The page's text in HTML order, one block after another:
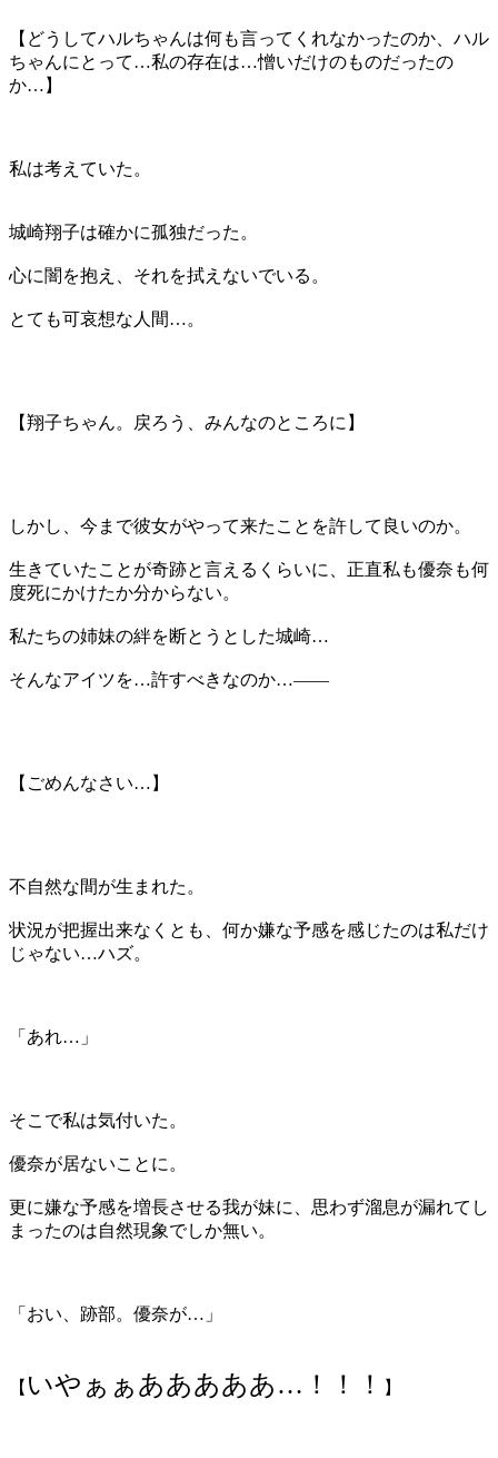
【どうしてハルちゃんは何も言ってくれなかったのか、ハル
ちゃんにとって…私の存在は…憎いだけのものだったの
か…】
私は考えていた。
城崎翔子は確かに孤独だった。
心に闇を抱え、それを拭えないでいる。
とても可哀想な人間…。
【翔子ちゃん。戻ろう、みんなのところに】
しかし、今まで彼女がやって来たことを許して良いのか。
生きていたことが奇跡と言えるくらいに、正直私も優奈も何
度死にかけたか分からない。
私たちの姉妹の絆を断とうとした城崎…
そんなアイツを…許すべきなのか…――
【ごめんなさい…】
不自然な間が生まれた。
状況が把握出来なくとも、何か嫌な予感を感じたのは私だけ
じゃない…ハズ。
「あれ…」
そこで私は気付いた。
優奈が居ないことに。
更に嫌な予感を増長させる我が妹に、思わず溜息が漏れてし
まったのは自然現象でしか無い。
「おい、跡部。優奈が…」
【 いやぁぁあああああ…！！！ 】